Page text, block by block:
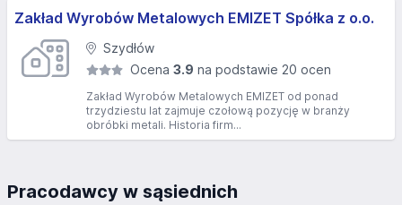
Zakład Wyrobów Metalowych EMIZET Spółka z o.o.
Szydłów
Ocena3.9 na podstawie 20 ocen
Zakład Wyrobów Metalowych EMIZET od ponad
trzydziestu lat zajmuje czołową pozycję w branży
obróbki metali. Historia firm...
Pracodawcy w sąsiednich